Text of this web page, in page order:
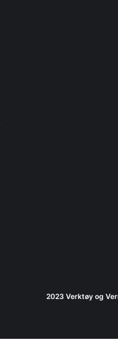
2023 Verktøy og